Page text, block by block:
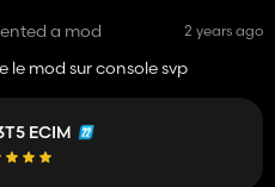
a mod 2 years ago
le mod sur console svp
ECIM